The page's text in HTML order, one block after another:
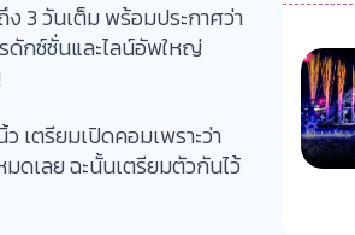
3 วันเต็ม พร้อมประกาศว่า
ดักซ์ชั่นและไลน์อัพใหญ่
เตรียมเปิดคอมเพราะว่า
ดเลย ฉะนั้นเตรียมตัวกันไว้